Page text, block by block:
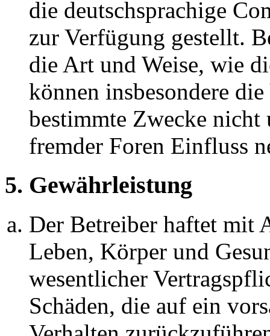
die deutschsprachige
zur Verfügung gestellt.
die Art und Weise, wie
können insbesondere
bestimmte Zwecke nicht
fremder Foren Einfluss
5. Gewährleistung
Der Betreiber haftet mit
Leben, Körper und
wesentlicher
Schäden, die auf ein